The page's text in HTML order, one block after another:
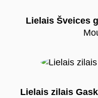
Lielais Šveices
Lielais zilais